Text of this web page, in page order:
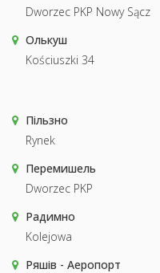
Dworzec PKP Nowy Sącz
Олькуш
Kościuszki 34
Пільзно
Rynek
Перемишель
Dworzec PKP
Радимно
Kolejowa
Ряшів - Аеропорт